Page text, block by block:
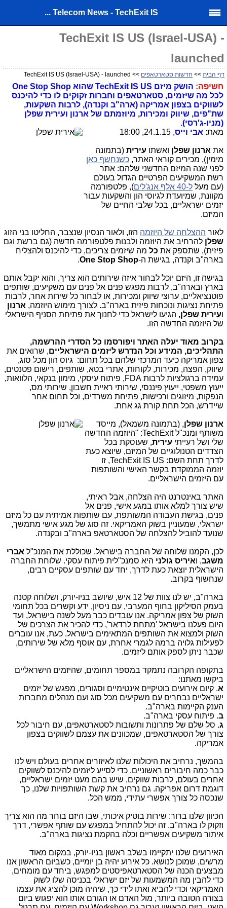
Telecom News - TechExit IS ...
TechExit IS US (Israel-USA) -
launched
דף הבית >> חדשות סטארטאפים >> TechExit IS US (Israel-USA) - launched
חשיפה:
הושק מיזם TechExit IS US שהוא One Stop Shop
לכל מה שיזמים, סטארטאפים וחברות זקוקים לו כדי להיכנס
לשווקים בצפון אמריקה (ארה"ב וקנדה), לרבות השקעות,
שת"פים, שיווק ומכירות, מיוזמתם של ארנון ועירית שפלן
(מניו-ג'רסי).
מאת: אבי וייס, 24.1.15, 18:00
את ארנון שפלן ואשתו עירית (בתמונה
מימין), מכירים קוראי האתר, כשנחשף כאן
לפני שנה המיזם החדשני שלהם: אתר
רשת המשקיעים הפרטיים הגדול בעולם
(עם מעל ל-40 אלף אנג'לים
), פלטפורמה
מקוונת, שמיועדת לגיוסי הון והשקעות עבור
יזמים ישראליים, בכל שלבי החיים של
המיזם.
לאור ההצלחה של היוזמה הזו, ולאור הנסיון שנצבר, החליטו בני הזוג
שפלן להרחיב את היוזמה ולבנות פלטפורמה חדשה (גם ברשת וגם
פיזית), שתספק את כל מה שיזמים צריכים, כדי להיכנס ולהצליח
בארה"ב וקנדה, בגישת ה-One Stop Shop
.
בגישה זו, היזם יוכל לבחור איזה שירותים הוא צריך, והוא יקבל אותם
בארץ ובארה"ב, לרבות מפגש פנים אל פנים עם משקיעים, שותפים
פוטנציאליים, ערוצי שיווק ומכירות, או לבחור כל שירות אחר, לרבות
פתיחת נציגות ונוכחות פיזית בארה"ב. לצורך מימוש היוזמה, ארנון
ועירית שפלן, הגיעו לישראל כדי לחנוך את פתיחת הסניף הישראלי
של היוזמה החדשה הזו.
בקרוב מאוד יעלה האתר ויפורסמו כל הסדרי ההרשמה,
התהליכים, המידע וכל הנדרש ליזמים הישראליים, שרואים את
צפון אמריקה כיעד המרכזי שלהם בכל תחום: גיוס הון מכל סוג,
שיווק, הפצה, מכירות, לקוחות, אתרי בטא, שותפים, רישום פטנטים,
עמידה ברגולציות לרבות FDA, פיתוח עיסקי, מימון בנקאי, הלוואות,
ייעוץ משפטי, ייעוץ פיננסי, שירותי ראיית חשבון, שירותי מס,
הנפקות, מיזוגים ורכישות, פתיחת משרדים, וכל תחום אחר
שיידרש, הכל תחת קורת גג אחת.
ארנון שפלן, (בתמונה משמאל), מייסד
משותף ומנכ"ל TechExit: "היוזמה החדשה
שלי ושל רעייתי עירית, שעוסקת בכל
הצדדים הטנולוגיים של המיזם, שיוצא כעת
לדרך תחת השם: TechExit IS US, זו
יוזמה הממוקדת בקשר האישי והשותפות
עם היזמים הישראליים.
האתר באינטרנט היה הצלחה, אבל ראיתי,
שיש צורך למלא אותו במגע אישי, פנים אל
פנים, בגישת העבודה המשותפת, עם שותפות אמיתית עם כל מיזם
ישראלי, שמעוניין בשוק האמריקאי. זה סוג של מגע אישי מתמשך,
שנועד להוביל להצלחה של הסטארטאפ בארה"ב ובקנדה.
לכן, הקמנו שלוחה של החברה בישראל, שכוללת את המנכ"ל אברי
משגב, ואיריס גולני היא סמנכ"לית פיתוח עסקי. שלוחת החברה
הישראלית יוצאת כעת לדרך, יחד עם שותפים עסקיים רבים,
שנחשוף בקרוב.
בארה"ב, יש לנו צוות של 12 איש, שיושב בניו-יורק, ושלוחה קטנה
בעמק הסיליקון בחוף המערבי, עם ניסיון, ידע וקשרים בכל תחומי
השוק של צפון אמריקה. אנו עובדים כבר מעל לשנה בישראל, ועד
היום פעלנו בישראל 'מתחת לרדאר', כדי להכיר את הצרכים של
השוק ולמצוא את השותפים המתאימים בישראל. כעת, אנו עוברים
לפעילות גלויה ברמה לגמרי אחרת, עם אוסף מלא של שירותים,
שכבר ניתן לספק אותם ליזמים.
בתקופה הקרובה נתמקד במספר תחומים, שהיזמים הישראליים
ביקשו מאתנו:
א. קיום אירועים בוטיקיים אינטימיים וסגורים, מפגש של יזמים
ישראליים נבחרים עם משקיעים מכל סוג ועם מנהלים מחברות
הענק הקיימות בארה"ב.
ב. פיתוח עסקי בארה"ב.
ג. סל שלם של פתרונות ותשובות לסטארטאפים, עם חיבור לכל
צורך של הסטארטאפים, שמכוונים את עצמם לשווקים בצפון
אמריקה.
בהמשך, נרחיב את היכולות שלנו לאיזורים אחרים בעולם ויש לנו
כבר כמה חיבורים ראשוניים, כדי לסייע ליזמים להיכנס לשווקים
אחרים בעולם, לרבות שווקים, שיש בהם מעט יזמים ישראליים,
דוגמת דרום אפריקה. גם נרחיב את קשת השותפויות שלנו, כך
שנכסה כל צורך אפשרי עתידי, ממש הכל.
הכיוון שלנו ברור: שירות בוטיק איכותי, שבו היזם בוחר מה הוא צריך
וזקוק לו בארה"ב. זה יכול להתחיל במפגש עם שותף אפשרי, דרך
איתור משקיעים אפשריים וכלה בהקמת נציגות בארה"ב.
האירועים שלנו יתקיימו בשלב ראשון בניו-יורק, במקום מאוד
מרשים, שמוכן לנושא. כל אירוע יהיה בן יומיים, כשביום הראשון אנו
מבצעים הכנה של הסטארטאפיסטים למפגש, ביחד עם מומחים,
כדי להבין מה המשמעות של יזם ישראלי בכניסה שלו לשוק
האמריקאי וכדי להביא ואתו לידי כך, שיהיה מוכן להציג את עצמו
בצורה הטובה ביותר, מול האדם או הגורם אותו הוא יפגוש ביום